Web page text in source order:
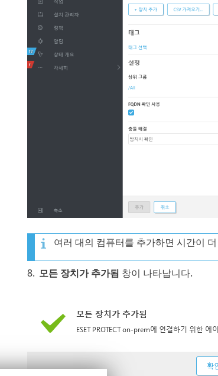
여러 대의 컴퓨터를 추가하면 시간이
8. 모든 장치가 추가됨 창이 나타납니다.